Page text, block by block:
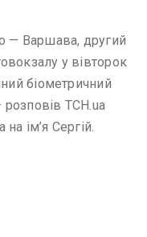
— Варшава, другий
у вівторок
біометричний
розповів ТСН.ua
ім’я Сергій.